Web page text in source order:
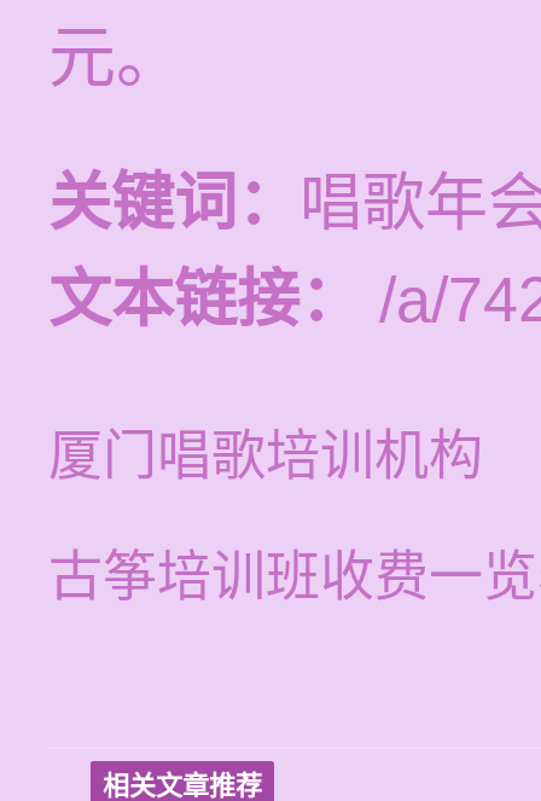
元。
关键词： 唱歌年
文本链接：
/a/
厦门唱歌培训机构
古筝培训班收费一
相关文章推荐